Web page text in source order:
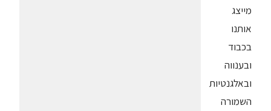
מייצג
אותנו
בכבוד
ובענווה
ובאלגנטיות
השמורה